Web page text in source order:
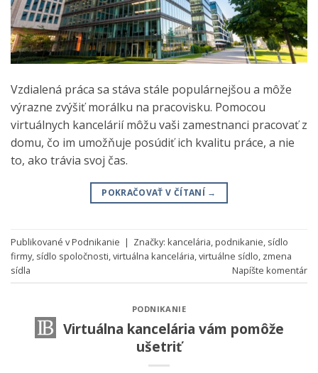
Vzdialená práca sa stáva stále populárnejšou a môže
výrazne zvýšiť morálku na pracovisku. Pomocou
virtuálnych kancelárií môžu vaši zamestnanci pracovať z
domu, čo im umožňuje posúdiť ich kvalitu práce, a nie
to, ako trávia svoj čas.
POKRAČOVAŤ V ČÍTANÍ →
Publikované vPodnikanie | Značky: kancelária podnikanie sídlo
firmy, sídlo spoločnosti virtuálna kancelária virtuálne sídlo zmena
sídla
Napíšte komentár
PODNIKANIE
Virtuálna kancelária vám pomôže
ušetriť